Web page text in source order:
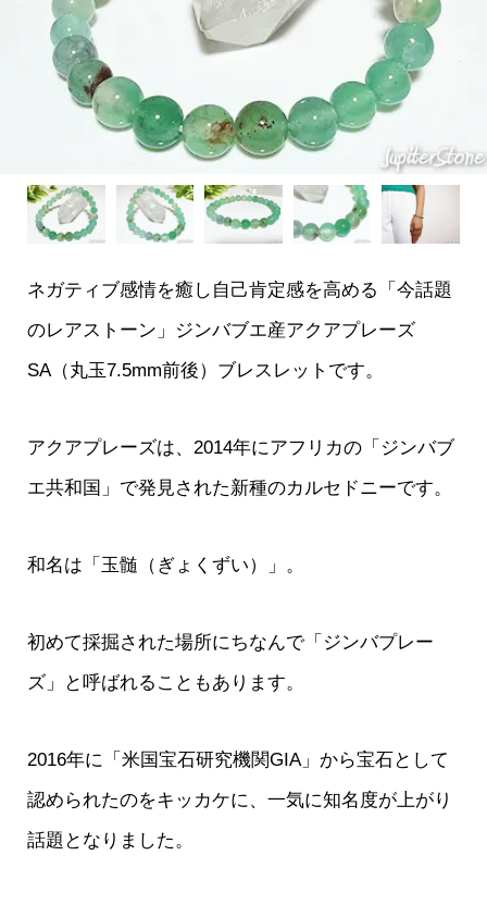
ネガティブ感情を癒し自己肯定感を高める「今話題
のレアストーン」ジンバブエ産アクアプレーズ
SA（丸玉7.5mm前後）ブレスレットです。
アクアプレーズは、2014年にアフリカの「ジンバブ
エ共和国」で発見された新種のカルセドニーです。
和名は「玉髄（ぎょくずい）」。
初めて採掘された場所にちなんで「ジンバプレー
ズ」と呼ばれることもあります。
2016年に「米国宝石研究機関GIA」から宝石として
認められたのをキッカケに、一気に知名度が上がり
話題となりました。